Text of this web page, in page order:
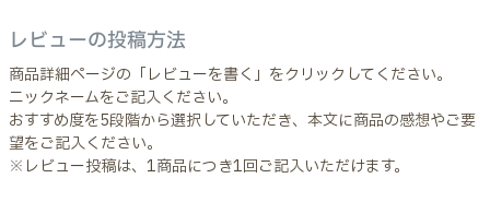
レビューの投稿方法
商品詳細ページの「レビューを書く」をクリックしてください。
ニックネームをご記入ください。
おすすめ度を5段階から選択していただき、本文に商品の感想やご要
望をご記入ください。
※レビュー投稿は、1商品につき1回ご記入いただけます。